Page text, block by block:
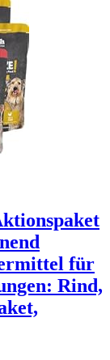
für
Rind,